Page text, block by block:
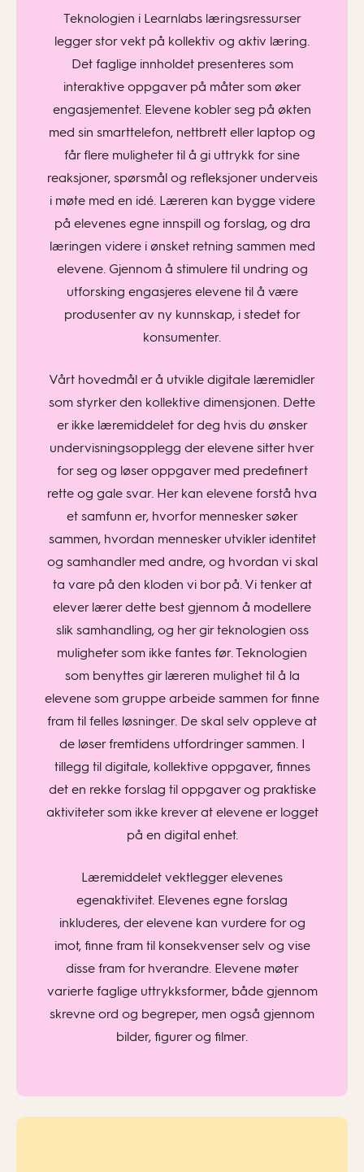
Teknologien i Learnlabs læringsressurser
legger stor vekt på kollektiv og aktiv læring.
Det faglige innholdet presenteres som
interaktive oppgaver på måter som øker
engasjementet. Elevene kobler seg på økten
med sin smarttelefon, nettbrett eller laptop og
får flere muligheter til å gi uttrykk for sine
reaksjoner, spørsmål og refleksjoner underveis
i møte med en idé. Læreren kan bygge videre
på elevenes egne innspill og forslag, og dra
læringen videre i ønsket retning sammen med
elevene. Gjennom å stimulere til undring og
utforsking engasjeres elevene til å være
produsenter av ny kunnskap, i stedet for
konsumenter.
Vårt hovedmål er å utvikle digitale læremidler
som styrker den kollektive dimensjonen. Dette
er ikke læremiddelet for deg hvis du ønsker
undervisningsopplegg der elevene sitter hver
for seg og løser oppgaver med predefinert
rette og gale svar. Her kan elevene forstå hva
et samfunn er, hvorfor mennesker søker
sammen, hvordan mennesker utvikler identitet
og samhandler med andre, og hvordan vi skal
ta vare på den kloden vi bor på. Vi tenker at
elever lærer dette best gjennom å modellere
slik samhandling, og her gir teknologien oss
muligheter som ikke fantes før. Teknologien
som benyttes gir læreren mulighet til å la
elevene som gruppe arbeide sammen for finne
fram til felles løsninger. De skal selv oppleve at
de løser fremtidens utfordringer sammen. I
tillegg til digitale, kollektive oppgaver, finnes
det en rekke forslag til oppgaver og praktiske
aktiviteter som ikke krever at elevene er logget
på en digital enhet.
Læremiddelet vektlegger elevenes
egenaktivitet. Elevenes egne forslag
inkluderes, der elevene kan vurdere for og
imot, finne fram til konsekvenser selv og vise
disse fram for hverandre. Elevene møter
varierte faglige uttrykksformer, både gjennom
skrevne ord og begreper, men også gjennom
bilder, figurer og filmer.